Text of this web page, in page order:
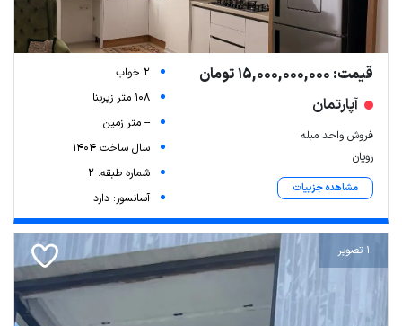
قیمت: 15,000,000,000 تومان
آپارتمان
فروش واحد مبله
رویان
مشاهده جزییات
2 خواب
108 متر زیربنا
-- متر زمین
سال ساخت 1404
شماره طبقه: 2
آسانسور: دارد
1 تصویر